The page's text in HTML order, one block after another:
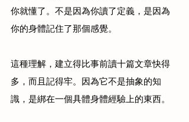
你就懂了。不是因為你讀了定義，是因為
你的身體記住了那個感覺。
這種理解，建立得比事前讀十篇文章快得
多，而且記得牢。因為它不是抽象的知
識，是綁在一個具體身體經驗上的東西。